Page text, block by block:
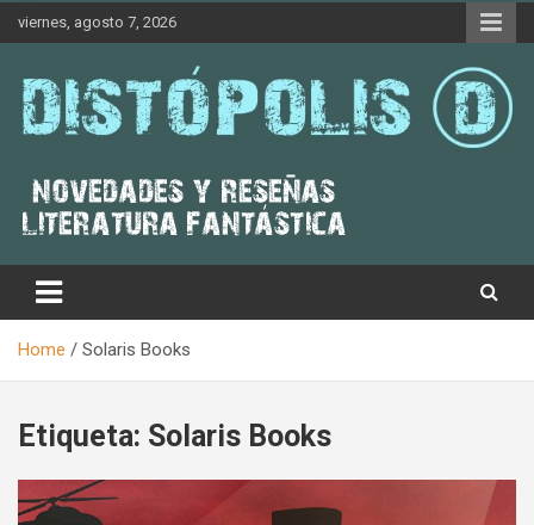
viernes, agosto 7, 2026
Distópolis
Home Solaris Books
Etiqueta: Solaris Books